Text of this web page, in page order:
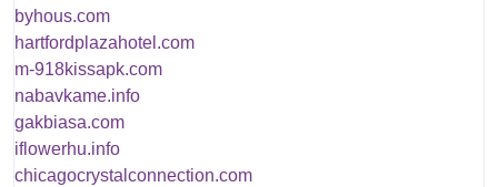
byhous.com
hartfordplazahotel.com
m-918kissapk.com
nabavkame.info
gakbiasa.com
iflowerhu.info
chicagocrystalconnection.com